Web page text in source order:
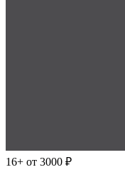
16+ от 3000 ₽